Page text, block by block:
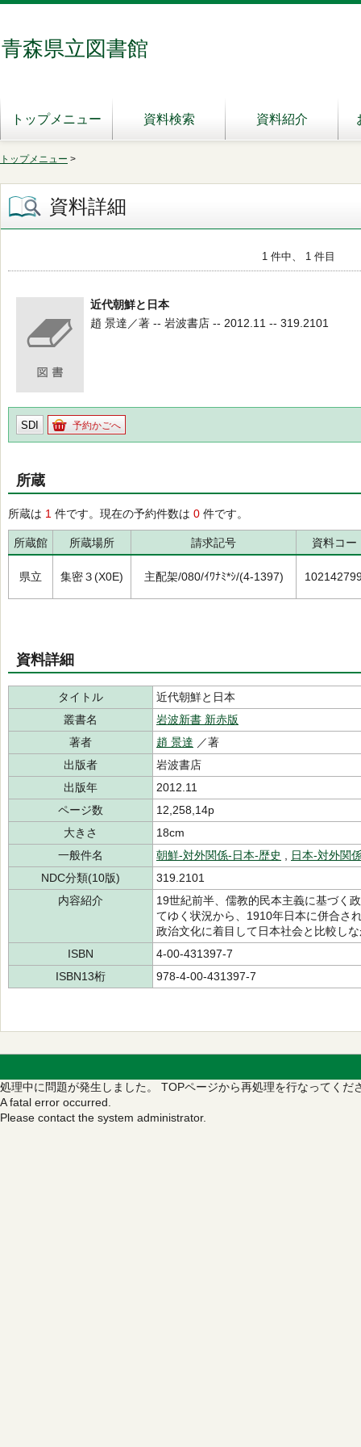
青森県立図書館
トップメニュー 資料検索 資料紹介
トップメニュー >
資料詳細
1 件中、 1 件目
近代朝鮮と日本
趙 景達／著 -- 岩波書店 -- 2012.11 -- 319.2101
SDI 予約かごへ
所蔵
所蔵は 1 件です。現在の予約件数は 0 件です。
所蔵館 所蔵場所 請求記号 資料コー
県立 集密３(X0E) 主配架/080/ｲﾜﾅﾐ*ｼ/(4-1397)
資料詳細
タイトル
近代朝鮮と日本
叢書名
岩波新書 新赤版
著者
趙 景達 ／著
出版者
岩波書店
出版年
2012.11
ページ数
12,258,14p
大きさ
18cm
一般件名
朝鮮-対外関係-日本-歴史
日本-対外関
NDC分類(10版)
319.2101
内容紹介
19世紀前半、儒教的民本主義に基づく
てゆく状況から、1910年日本に併合さ
政治文化に着目して日本社会と比較し
ISBN
4-00-431397-7
ISBN13桁
978-4-00-431397-7
処理中に問題が発生しました。 TOPページから再処理を行なってくだ
A fatal error occurred.
Please contact the system administrator.